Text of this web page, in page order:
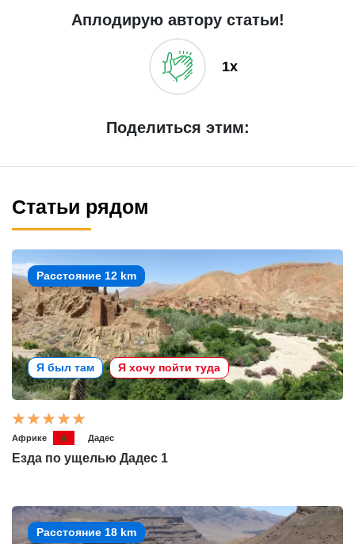
Аплодирую автору статьи!
1x
Поделиться этим:
Статьи рядом
Расстояние 12 km
Я был там Я хочу пойти туда
Африке Дадес
Езда по ущелью Дадес 1
Расстояние 18 km